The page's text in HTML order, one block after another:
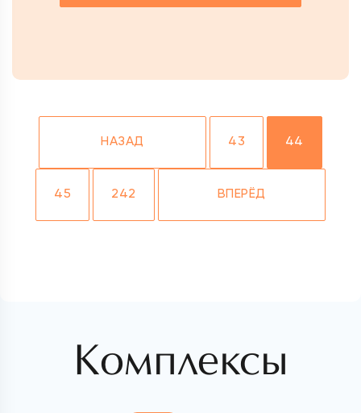
НАЗАД 43 44
45 242 ВПЕРЁД
Комплексы